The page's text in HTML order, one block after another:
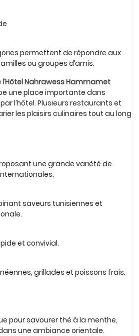
permettent de répondre aux
ou groupes d’amis.
Nahrawess Hammamet
une place importante dans
l’hôtel. Plusieurs restaurants et
les plaisirs culinaires tout au long
une grande variété de
saveurs tunisiennes et
et convivial.
grillades et poissons frais.
pour savourer thé à la menthe,
une ambiance orientale.